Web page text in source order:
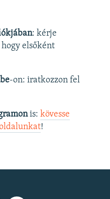
: kérje
elsőként
-on: iratkozzon fel
is: kövesse
! ​